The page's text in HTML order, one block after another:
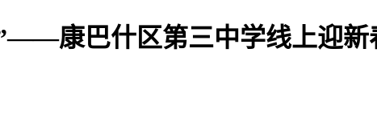
康巴什区第三中学线上迎新